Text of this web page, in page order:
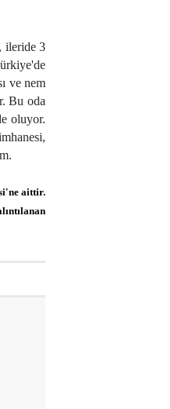
ileride 3
ve nem
Bu oda
oluyor.
aittir.